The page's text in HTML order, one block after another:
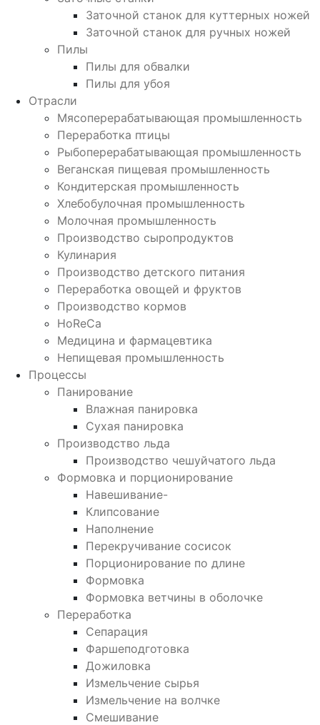
Заточной станок для куттерных ножей
Заточной станок для ручных ножей
Пилы
Пилы для обвалки
Пилы для убоя
Отрасли
Мясоперерабатывающая промышленность
Переработка птицы
Рыбоперерабатывающая промышленность
Веганская пищевая промышленность
Кондитерская промышленность
Хлебобулочная промышленность
Молочная промышленность
Производство сыропродуктов
Кулинария
Производство детского питания
Переработка овощей и фруктов
Производство кормов
HoReCa
Медицина и фармацевтика
Непищевая промышленность
Процессы
Панирование
Влажная панировка
Сухая панировка
Производство льда
Производство чешуйчатого льда
Формовка и порционирование
Навешивание-
Клипсование
Наполнение
Перекручивание сосисок
Порционирование по длине
Формовка
Формовка ветчины в оболочке
Переработка
Сепарация
Фаршеподготовка
Дожиловка
Измельчение сырья
Измельчение на волчке
Смешивание